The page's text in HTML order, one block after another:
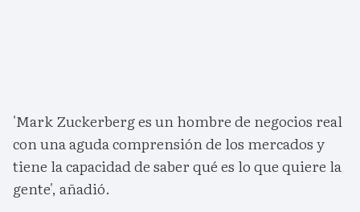
'Mark Zuckerberg es un hombre de negocios real
con una aguda comprensión de los mercados y
tiene la capacidad de saber qué es lo que quiere la
gente', añadió.